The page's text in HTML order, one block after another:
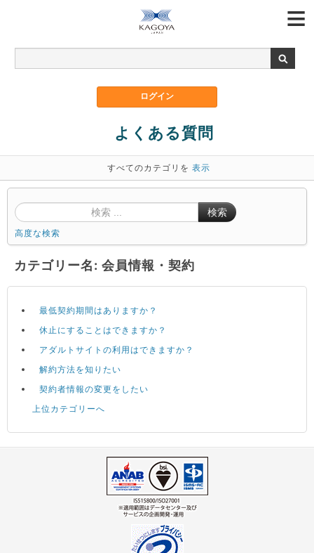
よくある質問
すべてのカテゴリを 表示
検索
高度な検索
カテゴリー名: 会員情報・契約
最低契約期間はありますか？
休止にすることはできますか？
アダルトサイトの利用はできますか？
解約方法を知りたい
契約者情報の変更をしたい
上位カテゴリーへ